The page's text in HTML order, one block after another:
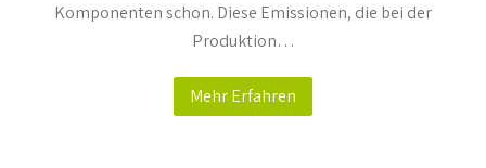
Komponenten schon. Diese Emissionen, die bei der
Produktion…
Mehr Erfahren